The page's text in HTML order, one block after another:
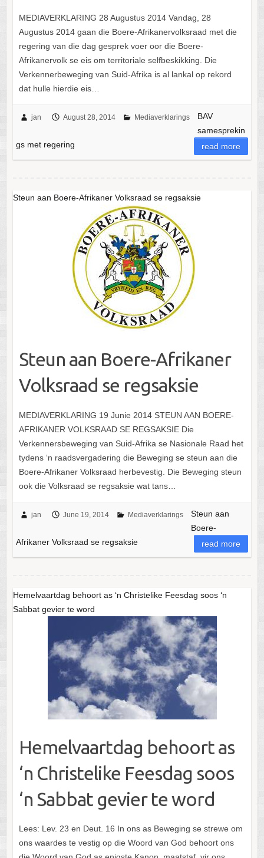
MEDIAVERKLARING 28 Augustus 2014 Vandag, 28
Augustus 2014 gaan die Boere-Afrikanervolksraad met die
regering van die dag gesprek voer oor die Boere-
Afrikanervolk se eis om territoriale selfbeskikking. Die
Verkennerbeweging van Suid-Afrika is al lankal op rekord
dat hulle hierdie eis…
jan August 28, 2014 Mediaverklarings
BAV
samesprekin
gs met regering
read more
Steun aan Boere-Afrikaner Volksraad se regsaksie
Steun aan Boere-Afrikaner
Volksraad se regsaksie
MEDIAVERKLARING 19 Junie 2014 STEUN AAN BOERE-
AFRIKANER VOLKSRAAD SE REGSAKSIE Die
Verkennersbeweging van Suid-Afrika se Nasionale Raad het
tydens ‘n raadsvergadering die Beweging se steun aan die
Boere-Afrikaner Volksraad herbevestig. Die Beweging steun
ook die Volksraad se regsaksie wat tans…
jan June 19, 2014 Mediaverklarings
Steun aan
Boere-
Afrikaner Volksraad se regsaksie
read more
Hemelvaartdag behoort as ‘n Christelike Feesdag soos ‘n
Sabbat gevier te word
Hemelvaartdag behoort as
‘n Christelike Feesdag soos
‘n Sabbat gevier te word
Lees: Lev. 23 en Deut. 16 In ons as Beweging se strewe om
ons waardes te vestig op die Woord van God behoort ons